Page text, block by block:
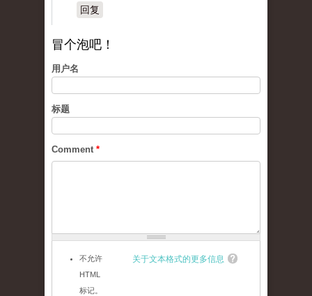
回复
冒个泡吧！
用户名
标题
Comment *
关于文本格式的更多信息
不允许
HTML
标记。